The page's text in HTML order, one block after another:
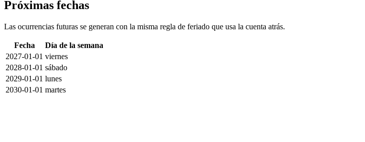
Próximas fechas
Las ocurrencias futuras se generan con la misma regla de feriado que usa la cuenta atrás.
Fecha
Día de la semana
2027-01-01 viernes
2028-01-01 sábado
2029-01-01 lunes
2030-01-01 martes